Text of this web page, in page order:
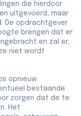
die hierdoor
uitgevoerd, maar
De opdrachtgever
brengen dat er
en zal er,
niet wordt
opnieuw
bestaande
zorgen dat de te
Het